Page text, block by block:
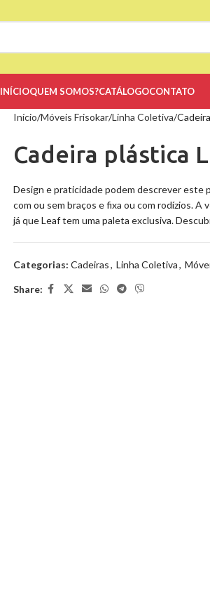
INÍCIOQUEM SOMOS?CATÁLOGOCONTATO
Início Móveis Frisokar Linha Coletiva
Cadeira plástica
Design e praticidade podem descrever este
com ou sem braços e fixa ou com rodízios.
já que Leaf tem uma paleta exclusiva.
Categorias: Cadeiras, Linha Coletiva,
Share: